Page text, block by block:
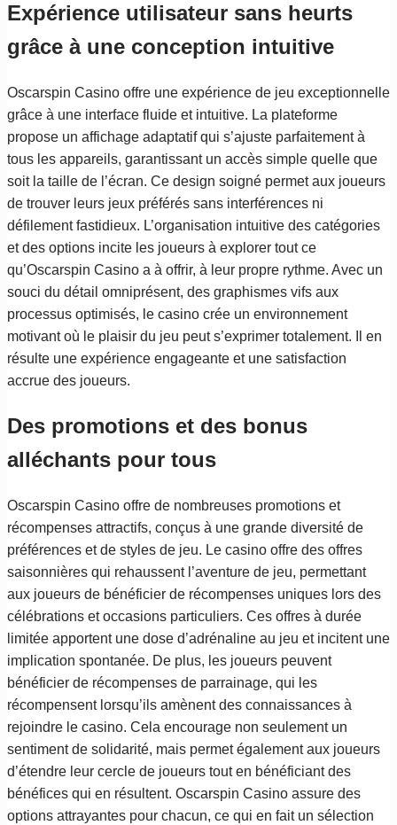
Expérience utilisateur sans heurts
grâce à une conception intuitive
Oscarspin Casino offre une expérience de jeu exceptionnelle
grâce à une interface fluide et intuitive. La plateforme
propose un affichage adaptatif qui s’ajuste parfaitement à
tous les appareils, garantissant un accès simple quelle que
soit la taille de l’écran. Ce design soigné permet aux joueurs
de trouver leurs jeux préférés sans interférences ni
défilement fastidieux. L’organisation intuitive des catégories
et des options incite les joueurs à explorer tout ce
qu’Oscarspin Casino a à offrir, à leur propre rythme. Avec un
souci du détail omniprésent, des graphismes vifs aux
processus optimisés, le casino crée un environnement
motivant où le plaisir du jeu peut s’exprimer totalement. Il en
résulte une expérience engageante et une satisfaction
accrue des joueurs.
Des promotions et des bonus
alléchants pour tous
Oscarspin Casino offre de nombreuses promotions et
récompenses attractifs, conçus à une grande diversité de
préférences et de styles de jeu. Le casino offre des offres
saisonnières qui rehaussent l’aventure de jeu, permettant
aux joueurs de bénéficier de récompenses uniques lors des
célébrations et occasions particuliers. Ces offres à durée
limitée apportent une dose d’adrénaline au jeu et incitent une
implication spontanée. De plus, les joueurs peuvent
bénéficier de récompenses de parrainage, qui les
récompensent lorsqu’ils amènent des connaissances à
rejoindre le casino. Cela encourage non seulement un
sentiment de solidarité, mais permet également aux joueurs
d’étendre leur cercle de joueurs tout en bénéficiant des
bénéfices qui en résultent. Oscarspin Casino assure des
options attrayantes pour chacun, ce qui en fait un sélection